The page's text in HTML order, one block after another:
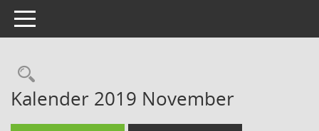
Toggle navigation
Rechercheauswahl
Kalender 2019 November